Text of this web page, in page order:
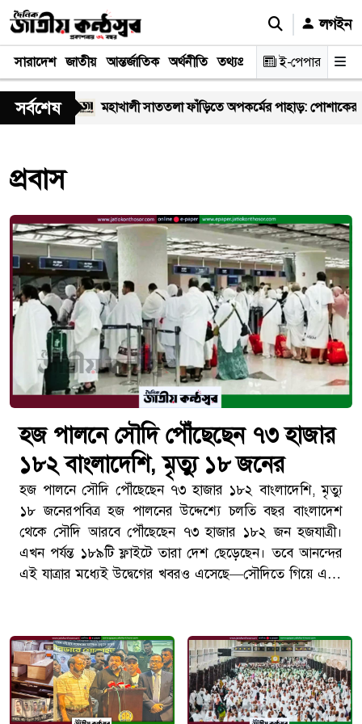
লগইন
সারাদেশ জাতীয় আন্তর্জাতিক অর্থনীতি তথ্যপ্রযুক্তি স্বাস্থ্য আইন-
ই-পেপার
সর্বশেষ মহাখালী সাততলা ফাঁড়িতে অপকর্মের পাহাড়: পোশাকের
প্রবাস
হজ পালনে সৌদি পৌঁছেছেন ৭৩ হাজার
১৮২ বাংলাদেশি, মৃত্যু ১৮ জনের
হজ পালনে সৌদি পৌঁছেছেন ৭৩ হাজার ১৮২ বাংলাদেশি, মৃত্যু
১৮ জনেরপবিত্র হজ পালনের উদ্দেশ্যে চলতি বছর বাংলাদেশ
থেকে সৌদি আরবে পৌঁছেছেন ৭৩ হাজার ১৮২ জন হজযাত্রী।
এখন পর্যন্ত ১৮৯টি ফ্লাইটে তারা দেশ ছেড়েছেন। তবে আনন্দের
এই যাত্রার মধ্যেই উদ্বেগের খবরও এসেছে—সৌদিতে গিয়ে এখন
আইটি হেল্পডেস্ক প্রকাশিত দৈনিক বুলেটিনে এসব তথ্য জানানো
হয়। চলতি বছরের হজ কার্যক্রম প্রায় শেষ পর্যায়ে পৌঁছালেও শেষ
মুহূর্ত পর্যন্ত ফ্লাইট পরিচালনা ও যাত্রী ব্যবস্থাপনায় ব্যস্ত সময় পার
করছে সংশ্লিষ্ট কর্তৃপক্ষ।[TECHTARANGA-
POST:1433]কতজন গেলেন, কোন এয়ারলাইনস কত ফ্লাইট